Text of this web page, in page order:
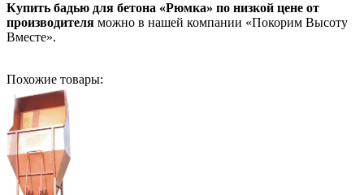
Купить бадью для бетона «Рюмка» по низкой цене от
производителя можно в нашей компании «Покорим Высоту
Вместе».
Похожие товары: